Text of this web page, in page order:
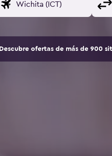
Descubre ofertas de más de 900